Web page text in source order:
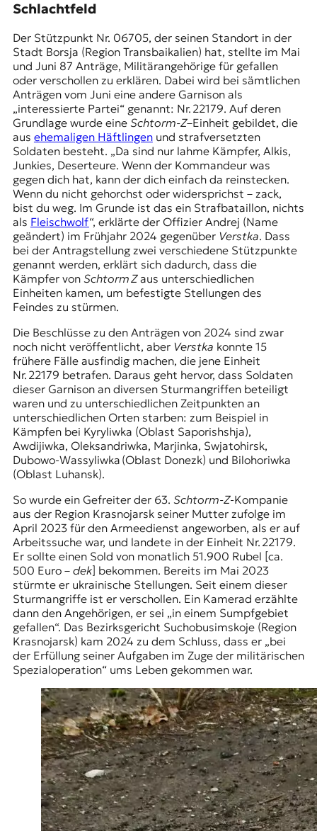
Schlachtfeld
Der Stützpunkt Nr. 06705, der seinen Standort in der
Stadt Borsja (Region Transbaikalien) hat, stellte im Mai
und Juni 87 Anträge, Militärangehörige für gefallen
oder verschollen zu erklären. Dabei wird bei sämtlichen
Anträgen vom Juni eine andere Garnison als
„interessierte Partei“ genannt: Nr. 22179. Auf deren
Grundlage wurde eine Schtorm-Z–Einheit gebildet, die
aus ehemaligen Häftlingenund strafversetzten
Soldaten besteht. „Da sind nur lahme Kämpfer, Alkis,
Junkies, Deserteure. Wenn der Kommandeur was
gegen dich hat, kann der dich einfach da reinstecken.
Wenn du nicht gehorchst oder widersprichst – zack,
bist du weg. Im Grunde ist das ein Strafbataillon, nichts
als Fleischwolf“, erklärte der Offizier Andrej (Name
geändert) im Frühjahr 2024 gegenüber Verstka. Dass
bei der Antragstellung zwei verschiedene Stützpunkte
genannt werden, erklärt sich dadurch, dass die
Kämpfer von Schtorm Zaus unterschiedlichen
Einheiten kamen, um befestigte Stellungen des
Feindes zu stürmen.
Die Beschlüsse zu den Anträgen von 2024 sind zwar
noch nicht veröffentlicht, aber Verstka konnte 15
frühere Fälle ausfindig machen, die jene Einheit
Nr. 22179 betrafen. Daraus geht hervor, dass Soldaten
dieser Garnison an diversen Sturmangriffen beteiligt
waren und zu unterschiedlichen Zeitpunkten an
unterschiedlichen Orten starben: zum Beispiel in
Kämpfen bei Kyryliwka (Oblast Saporishshja),
Awdijiwka, Oleksandriwka, Marjinka, Swjatohirsk,
Dubowo-Wassyliwka (Oblast Donezk) und Bilohoriwka
(Oblast Luhansk).
So wurde ein Gefreiter der 63. Schtorm-Z-Kompanie
aus der Region Krasnojarsk seiner Mutter zufolge im
April 2023 für den Armeedienst angeworben, als er auf
Arbeitssuche war, und landete in der Einheit Nr. 22179.
Er sollte einen Sold von monatlich 51.900 Rubel [ca.
500 Euro – dek] bekommen. Bereits im Mai 2023
stürmte er ukrainische Stellungen. Seit einem dieser
Sturmangriffe ist er verschollen. Ein Kamerad erzählte
dann den Angehörigen, er sei „in einem Sumpfgebiet
gefallen“. Das Bezirksgericht Suchobusimskoje (Region
Krasnojarsk) kam 2024 zu dem Schluss, dass er „bei
der Erfüllung seiner Aufgaben im Zuge der militärischen
Spezialoperation“ ums Leben gekommen war.